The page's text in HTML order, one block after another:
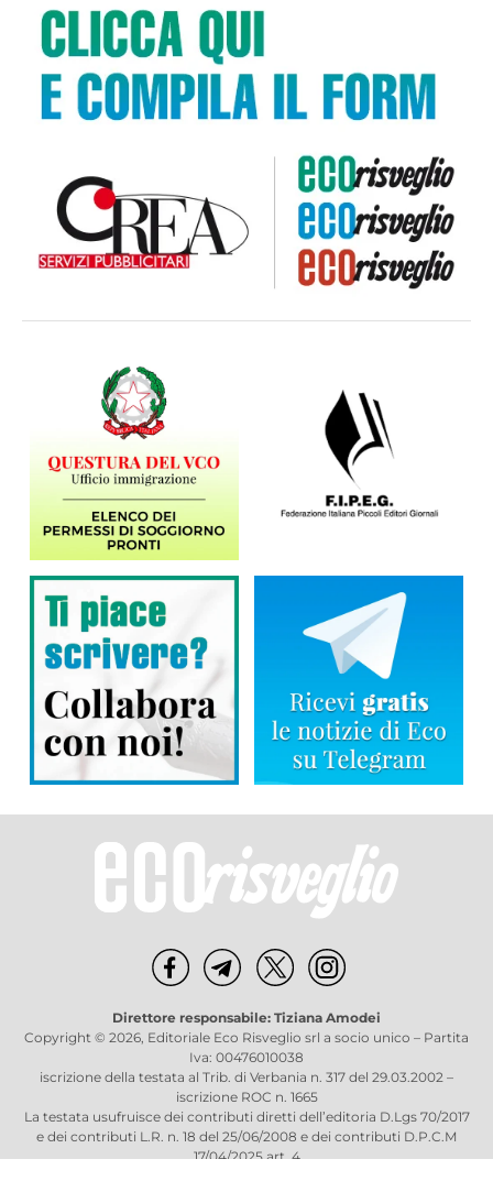
Direttore responsabile: Tiziana Amodei
Copyright © 2026, Editoriale Eco Risveglio srl a socio unico – Partita
Iva: 00476010038
iscrizione della testata al Trib. di Verbania n. 317 del 29.03.2002 –
iscrizione ROC n. 1665
La testata usufruisce dei contributi diretti dell’editoria D.Lgs 70/2017
e dei contributi L.R. n. 18 del 25/06/2008 e dei contributi D.P.C.M
17/04/2025 art. 4